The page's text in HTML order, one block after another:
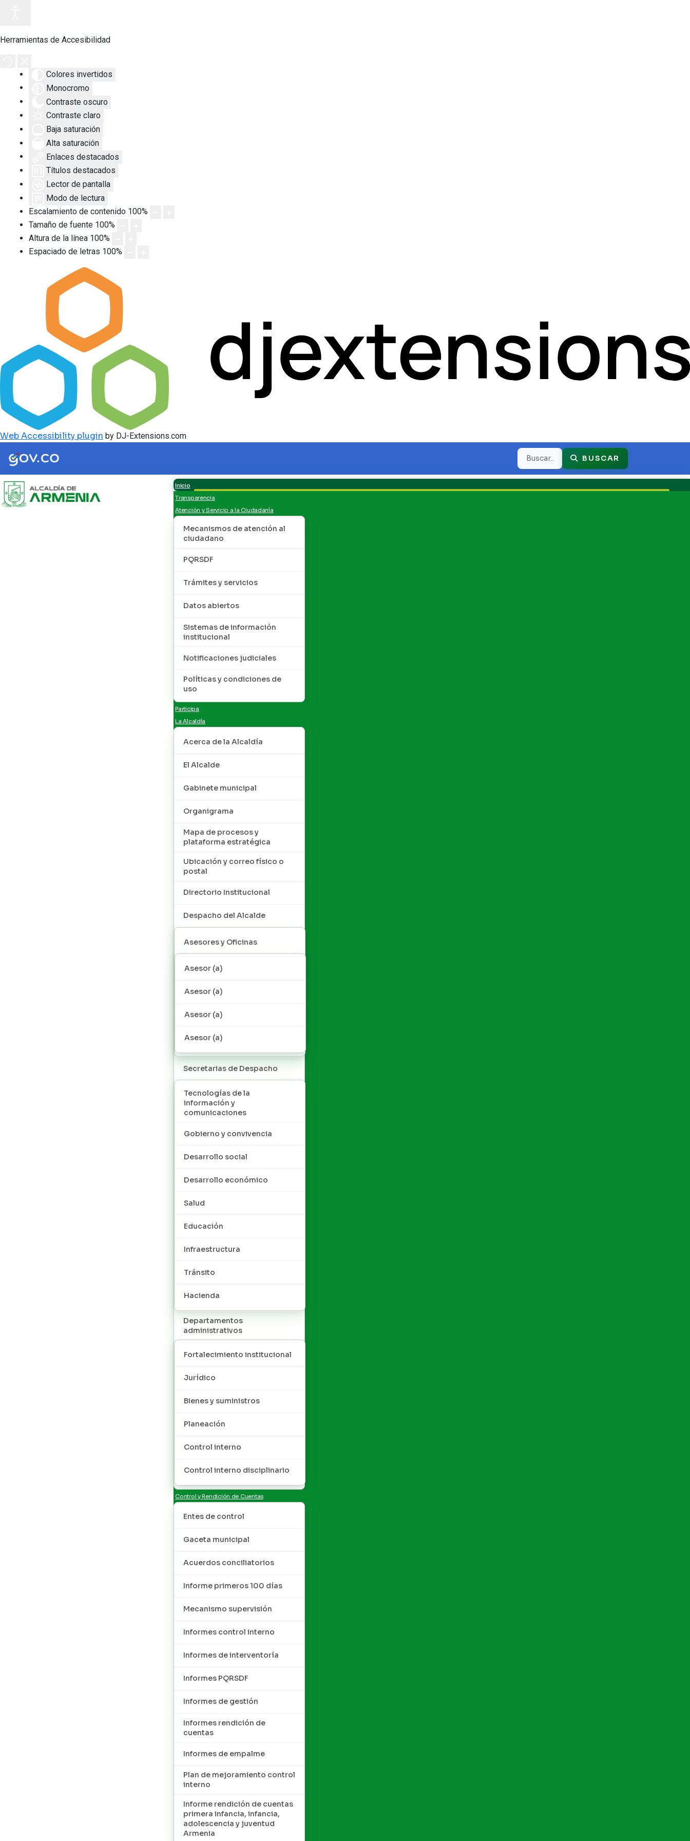
Herramientas de Accesibilidad
Colores invertidos
Monocromo
Contraste oscuro
Contraste claro
Baja saturación
Alta saturación
Enlaces destacados
Títulos destacados
Lector de pantalla
Modo de lectura
Escalamiento de contenido 100%
Tamaño de fuente 100%
Altura de la línea 100%
Espaciado de letras 100%
Web Accessibility plugin by DJ-Extensions.com
Buscar BUSCAR
Inicio
Transparencia
Atención y Servicio a la Ciudadanía
Mecanismos de atención al
ciudadano
PQRSDF
Trámites y servicios
Datos abiertos
Sistemas de información
institucional
Notificaciones judiciales
Políticas y condiciones de
uso
Participa
La Alcaldía
Acerca de la Alcaldía
El Alcalde
Gabinete municipal
Organigrama
Mapa de procesos y
plataforma estratégica
Ubicación y correo físico o
postal
Directorio Institucional
Despacho del Alcalde
Asesores y Oficinas
Asesor (a)
Asesor (a)
Asesor (a)
Asesor (a)
Secretarias de Despacho
Tecnologías de la
información y
comunicaciones
Gobierno y convivencia
Desarrollo social
Desarrollo económico
Salud
Educación
Infraestructura
Tránsito
Hacienda
Departamentos
administrativos
Fortalecimiento institucional
Jurídico
Bienes y suministros
Planeación
Control interno
Control interno disciplinario
Control y Rendición de Cuentas
Entes de control
Gaceta municipal
Acuerdos conciliatorios
Informe primeros 100 días
Mecanismo supervisión
Informes control interno
Informes de interventoría
Informes PQRSDF
Informes de gestión
Informes rendición de
cuentas
Informes de empalme
Plan de mejoramiento control
interno
Informe rendición de cuentas
primera infancia, infancia,
adolescencia y juventud
Armenia